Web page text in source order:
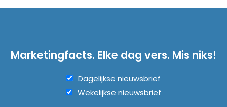
Marketingfacts. Elke dag vers. Mis niks!
Dagelijkse nieuwsbrief
Wekelijkse nieuwsbrief